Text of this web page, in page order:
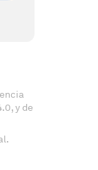
y de